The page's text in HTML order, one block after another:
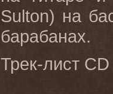
Sulton) на
барабанах.
Трек-лист CD